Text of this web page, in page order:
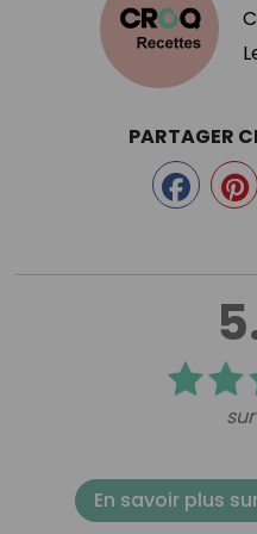
PARTAGER
En savoir plus